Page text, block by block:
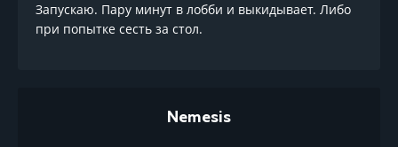
Запускаю. Пару минут в лобби и выкидывает. Либо
при попытке сесть за стол.
Nemesis